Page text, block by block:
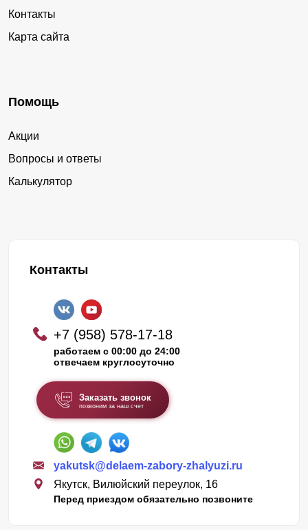
Контакты
Карта сайта
Помощь
Акции
Вопросы и ответы
Калькулятор
Контакты
+7 (958) 578-17-18
работаем с 00:00 до 24:00
отвечаем круглосуточно
Заказать звонок
позвоним за наш счет
yakutsk@delaem-zabory-zhalyuzi.ru
Якутск, Вилюйский переулок, 16
Перед приездом обязательно позвоните